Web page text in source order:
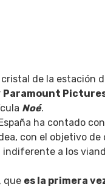
de la estación
Paramount
Noé.
ha contado
con el objetivo de
a los
que es la primera